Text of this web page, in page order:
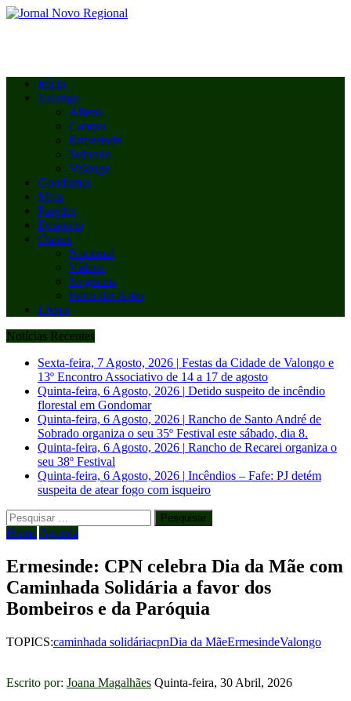
Início
Valongo
Alfena
Campo
Ermesinde
Sobrado
Valongo
Gondomar
Maia
Paredes
Desporto
Outros
Nacional
Vídeos
Negócios
Porto das Artes
Livros
Notícias Recentes
Sexta-feira, 7 Agosto, 2026 | Festas da Cidade de Valongo e
13º Encontro Associativo de 14 a 17 de agosto
Quinta-feira, 6 Agosto, 2026 | Detido suspeito de incêndio
florestal em Gondomar
Quinta-feira, 6 Agosto, 2026 | Rancho de Santo André de
Sobrado organiza o seu 35º Festival este sábado, dia 8.
Quinta-feira, 6 Agosto, 2026 | Rancho de Recarei organiza o
seu 38º Festival
Quinta-feira, 6 Agosto, 2026 | Incêndios – Fafe: PJ detém
suspeita de atear fogo com isqueiro
Pesquisar
por:
Home Agenda
Ermesinde: CPN celebra Dia da Mãe com
Caminhada Solidária a favor dos
Bombeiros e da Paróquia
TOPICS:caminhada solidáriacpnDia da MãeErmesindeValongo
Escrito por: Joana Magalhães Quinta-feira, 30 Abril, 2026